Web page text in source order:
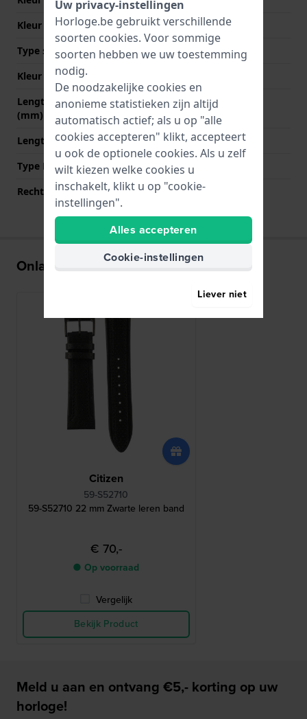
Kleur stiksel
Zwart
Type sluiting
Gesp
Kleur sluiting
Lengte band op 12 uur
(mm)
75 mm
Lengte band op 6 uur (mm) 125 mm
Type Bevestiging
Bandpennen
Rechte aanzet
Ja
Onlangs bekeken
Citizen
59-S52710
59-S52710 22 mm Zwarte leren band
€ 70,-
● Op voorraad
Vergelijk
Bekijk Product
Meld u aan en ontvang €5,- korting op uw
horloge!
Uw privacy-instellingen
Horloge.be gebruikt verschillende
soorten cookies. Voor sommige
soorten hebben we uw toestemming
nodig.
De noodzakelijke cookies en
anonieme statistieken zijn altijd
automatisch actief; als u op "alle
cookies accepteren" klikt, accepteert
u ook de optionele cookies. Als u zelf
wilt kiezen welke cookies u
inschakelt, klikt u op "cookie-
instellingen".
Alles accepteren
Cookie-instellingen
Liever niet